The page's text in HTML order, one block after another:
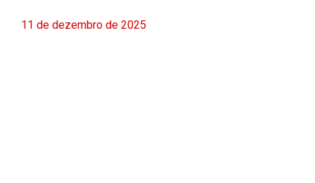
11 de dezembro de 2025